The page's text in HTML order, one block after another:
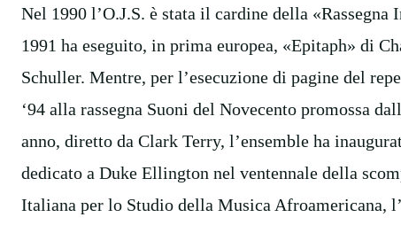
Nel 1990 l’O.J.S. è stata il cardine della
1991 ha eseguito, in prima europea, «Epitaph» di
Schuller. Mentre, per l’esecuzione di pagine del
‘94 alla rassegna Suoni del Novecento promossa
anno, diretto da Clark Terry, l’ensemble ha
dedicato a Duke Ellington nel ventennale della
Italiana per lo Studio della Musica Afroamericana,